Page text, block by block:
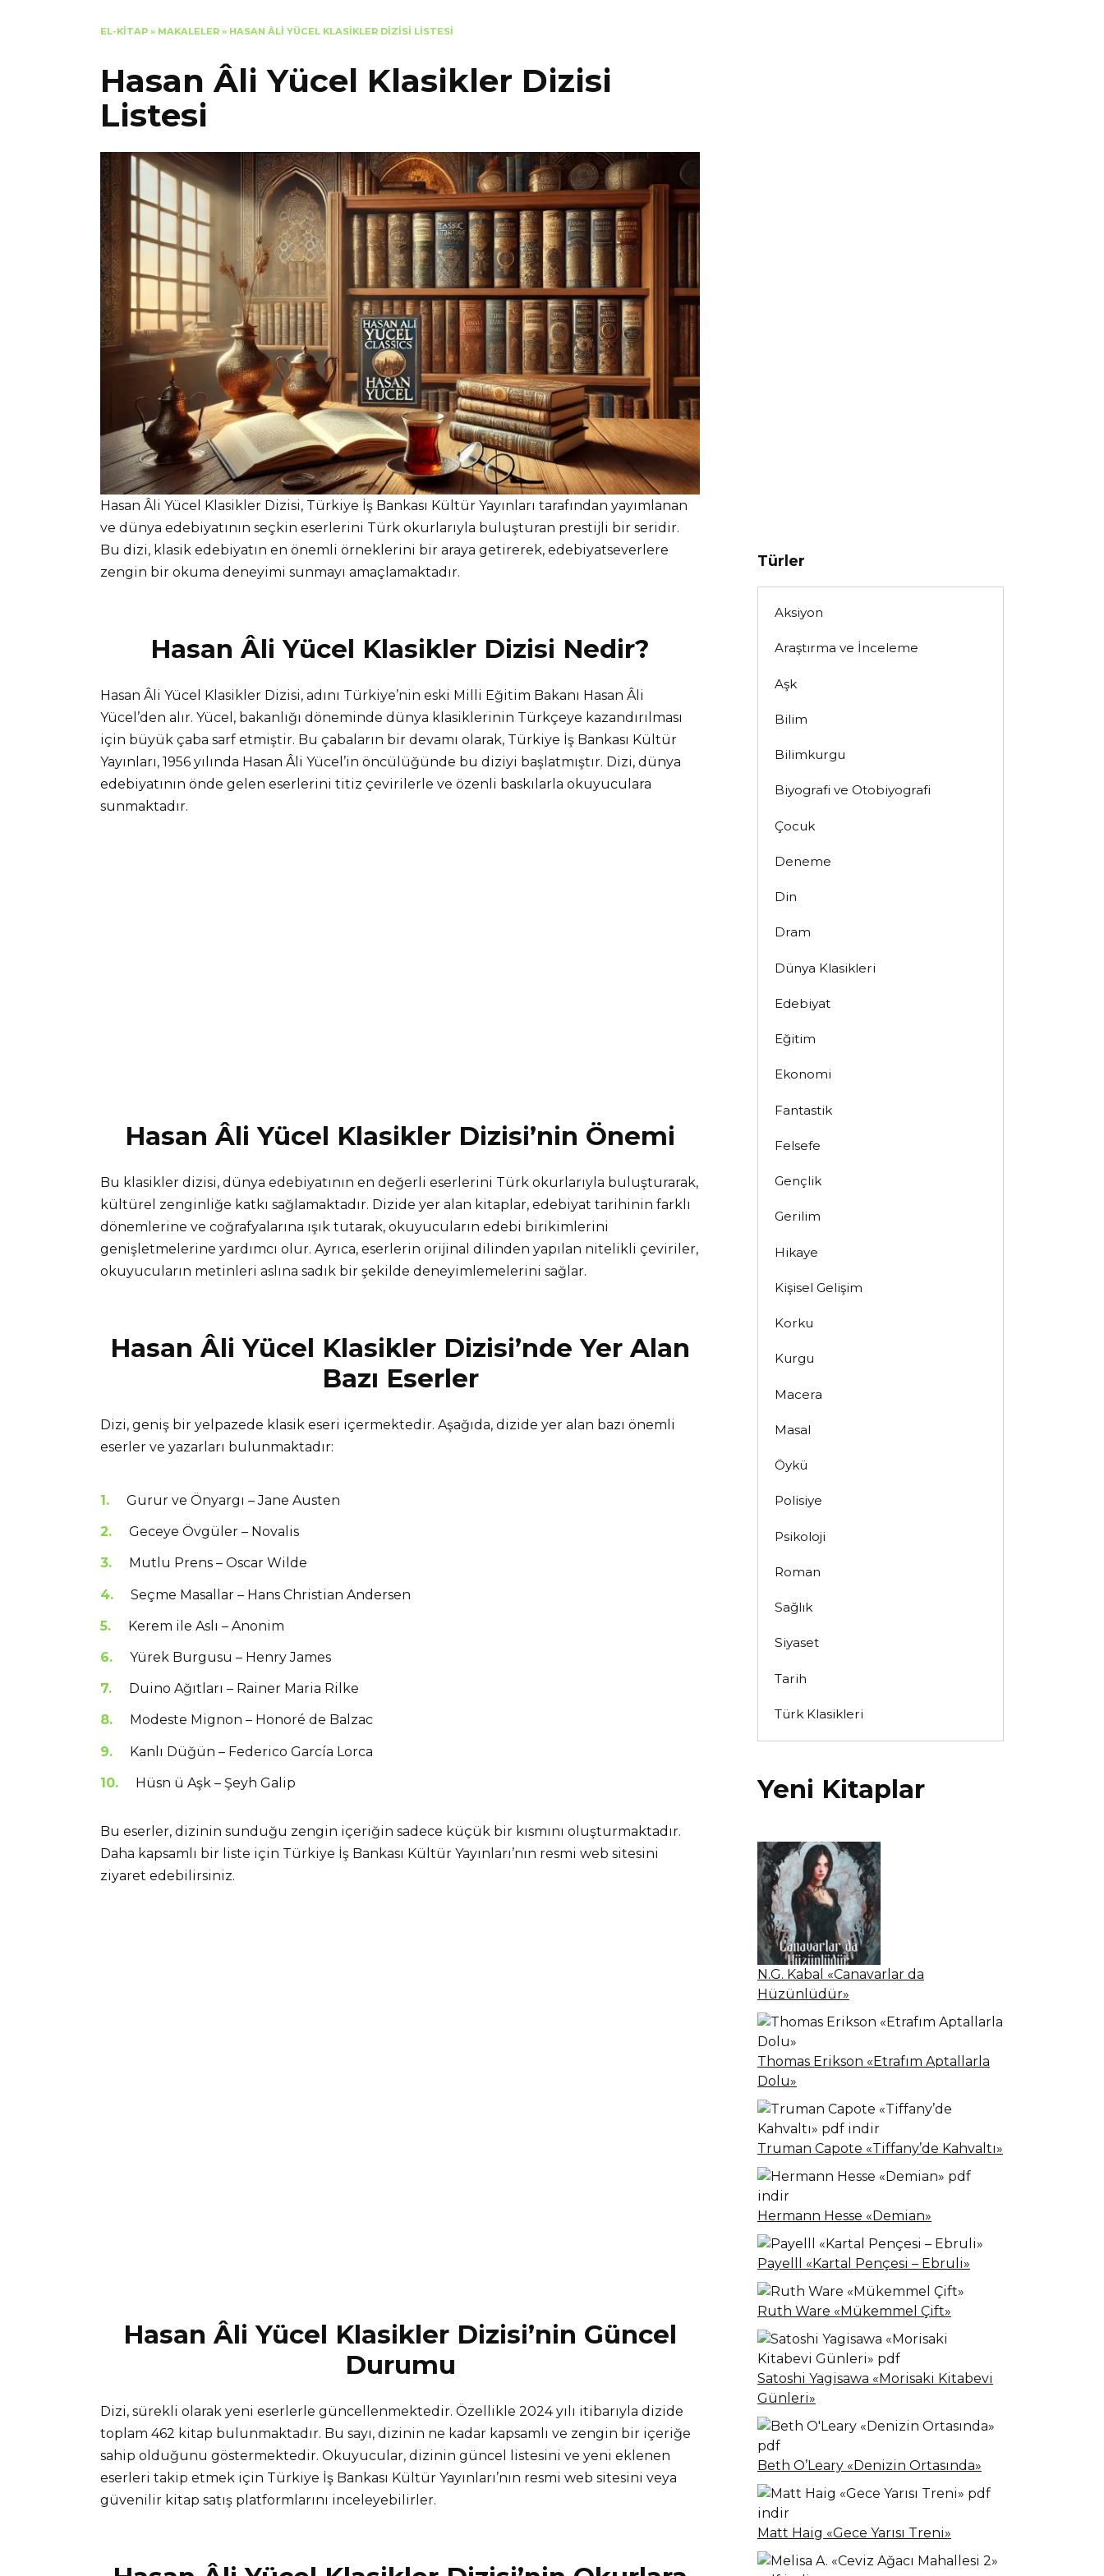
EL-KITAP » MAKALELER » HASAN ÂLI YÜCEL KLASIKLER DIZISI LISTESI
Hasan Âli Yücel Klasikler Dizisi
Listesi
Hasan Âli Yücel Klasikler Dizisi, Türkiye İş Bankası Kültür Yayınları tarafından yayımlanan
ve dünya edebiyatının seçkin eserlerini Türk okurlarıyla buluşturan prestijli bir seridir.
Bu dizi, klasik edebiyatın en önemli örneklerini bir araya getirerek, edebiyatseverlere
zengin bir okuma deneyimi sunmayı amaçlamaktadır.
Hasan Âli Yücel Klasikler Dizisi Nedir?
Hasan Âli Yücel Klasikler Dizisi, adını Türkiye’nin eski Milli Eğitim Bakanı Hasan Âli
Yücel’den alır. Yücel, bakanlığı döneminde dünya klasiklerinin Türkçeye kazandırılması
için büyük çaba sarf etmiştir. Bu çabaların bir devamı olarak, Türkiye İş Bankası Kültür
Yayınları, 1956 yılında Hasan Âli Yücel’in öncülüğünde bu diziyi başlatmıştır. Dizi, dünya
edebiyatının önde gelen eserlerini titiz çevirilerle ve özenli baskılarla okuyuculara
sunmaktadır.
Hasan Âli Yücel Klasikler Dizisi’nin Önemi
Bu klasikler dizisi, dünya edebiyatının en değerli eserlerini Türk okurlarıyla buluşturarak,
kültürel zenginliğe katkı sağlamaktadır. Dizide yer alan kitaplar, edebiyat tarihinin farklı
dönemlerine ve coğrafyalarına ışık tutarak, okuyucuların edebi birikimlerini
genişletmelerine yardımcı olur. Ayrıca, eserlerin orijinal dilinden yapılan nitelikli çeviriler,
okuyucuların metinleri aslına sadık bir şekilde deneyimlemelerini sağlar.
Hasan Âli Yücel Klasikler Dizisi’nde Yer Alan
Bazı Eserler
Dizi, geniş bir yelpazede klasik eseri içermektedir. Aşağıda, dizide yer alan bazı önemli
eserler ve yazarları bulunmaktadır:
Gurur ve Önyargı – Jane Austen
Geceye Övgüler – Novalis
Mutlu Prens – Oscar Wilde
Seçme Masallar – Hans Christian Andersen
Kerem ile Aslı – Anonim
Yürek Burgusu – Henry James
Duino Ağıtları – Rainer Maria Rilke
Modeste Mignon – Honoré de Balzac
Kanlı Düğün – Federico García Lorca
Hüsn ü Aşk – Şeyh Galip
Bu eserler, dizinin sunduğu zengin içeriğin sadece küçük bir kısmını oluşturmaktadır.
Daha kapsamlı bir liste için Türkiye İş Bankası Kültür Yayınları’nın resmi web sitesini
ziyaret edebilirsiniz.
Hasan Âli Yücel Klasikler Dizisi’nin Güncel
Durumu
Dizi, sürekli olarak yeni eserlerle güncellenmektedir. Özellikle 2024 yılı itibarıyla dizide
toplam 462 kitap bulunmaktadır. Bu sayı, dizinin ne kadar kapsamlı ve zengin bir içeriğe
sahip olduğunu göstermektedir. Okuyucular, dizinin güncel listesini ve yeni eklenen
eserleri takip etmek için Türkiye İş Bankası Kültür Yayınları’nın resmi web sitesini veya
güvenilir kitap satış platformlarını inceleyebilirler.
Türler
Aksiyon
Araştırma ve İnceleme
Aşk
Bilim
Bilimkurgu
Biyografi ve Otobiyografi
Çocuk
Deneme
Din
Dram
Dünya Klasikleri
Edebiyat
Eğitim
Ekonomi
Fantastik
Felsefe
Gençlik
Gerilim
Hikaye
Kişisel Gelişim
Korku
Kurgu
Macera
Masal
Öykü
Polisiye
Psikoloji
Roman
Sağlık
Siyaset
Tarih
Türk Klasikleri
Yeni Kitaplar
N.G. Kabal «Canavarlar da
Hüzünlüdür»
Thomas Erikson «Etrafım Aptallarla
Dolu»
Truman Capote «Tiffany’de Kahvaltı»
Hermann Hesse «Demian»
Payelll «Kartal Pençesi – Ebruli»
Ruth Ware «Mükemmel Çift»
Satoshi Yagisawa «Morisaki Kitabevi
Günleri»
Beth O’Leary «Denizin Ortasında»
Matt Haig «Gece Yarısı Treni»